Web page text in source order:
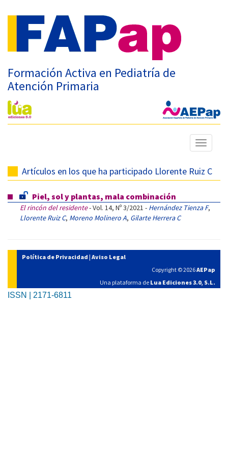
Formación Activa en Pediatría de
Atención Primaria
Mostrar
menú
Artículos en los que ha participado Llorente Ruiz C
Piel, sol y plantas, mala combinación
El rincón del residente- Vol. 14, Nº 3/2021 - Hernández Tienza F,
Llorente Ruiz C, Moreno Molinero A, Gilarte Herrera C
Política de Privacidad | Aviso Legal
Copyright © 2026AEPap
Una plataforma de Lua Ediciones 3.0, S.L.
ISSN | 2171-6811